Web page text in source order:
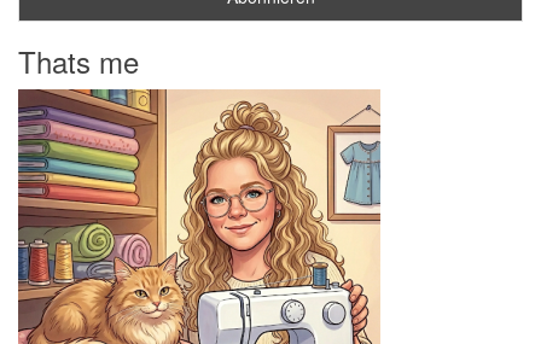
Thats me